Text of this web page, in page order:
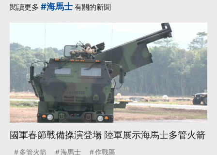
閱讀更多 #海馬士 有關的新聞
國軍春節戰備操演登場 陸軍展示海馬士多管火箭
多管火箭 海馬士 作戰區